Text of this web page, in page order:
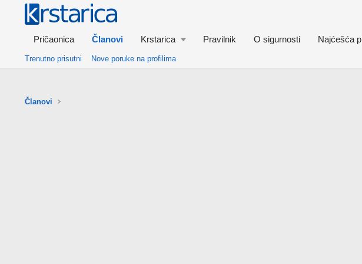
Pričaonica Članovi Krstarica Pravilnik O sigurnosti Najćešća
Trenutno prisutni Nove poruke na profilima
Članovi